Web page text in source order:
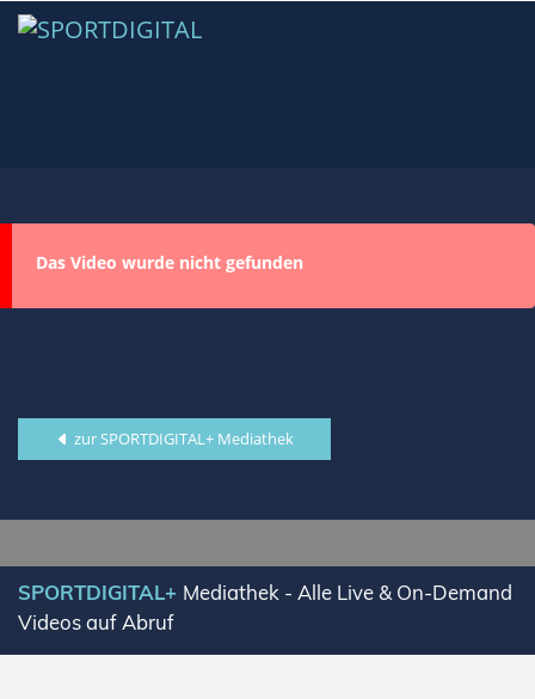
Das Video wurde nicht gefunden
zur SPORTDIGITAL+ Mediathek
SPORTDIGITAL+ Mediathek - Alle Live & On-Demand
Videos auf Abruf